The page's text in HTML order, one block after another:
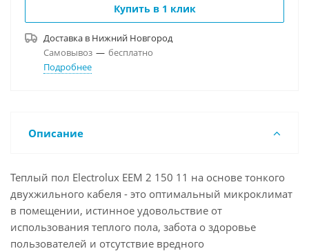
Купить в 1 клик
Доставка в Нижний Новгород
Самовывоз — бесплатно
Подробнее
Описание
Теплый пол Electrolux EEM 2 150 11 на основе тонкого
двухжильного кабеля - это оптимальный микроклимат
в помещении, истинное удовольствие от
использования теплого пола, забота о здоровье
пользователей и отсутствие вредного